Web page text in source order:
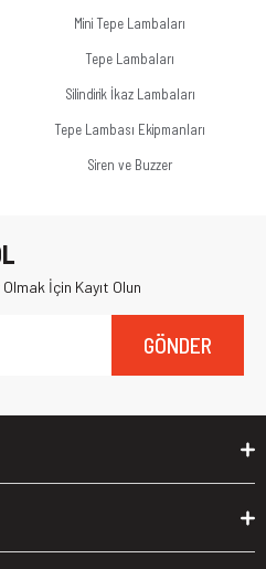
Mini Tepe Lambaları
Tepe Lambaları
Silindirik İkaz Lambaları
Tepe Lambası Ekipmanları
Siren ve Buzzer
İçin Kayıt Olun
GÖNDER